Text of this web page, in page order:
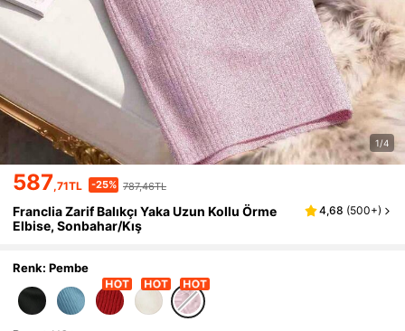
1/4
587,71TL -25% 787,46TL
Franclia Zarif Balıkçı Yaka Uzun Kollu Örme
Elbise, Sonbahar/Kış
4,68 (500+)
Renk: Pembe